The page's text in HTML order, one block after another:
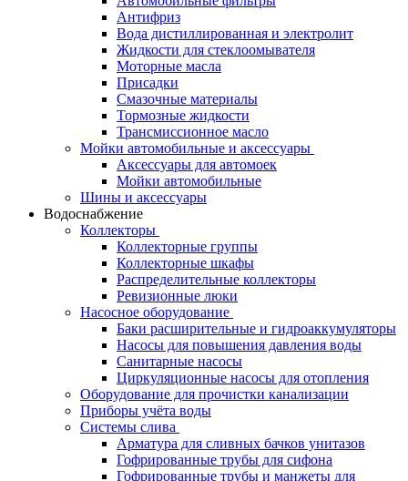
Антифриз
Вода дистиллированная и электролит
Жидкости для стеклоомывателя
Моторные масла
Присадки
Смазочные материалы
Тормозные жидкости
Трансмиссионное масло
Мойки автомобильные и аксессуары
Аксессуары для автомоек
Мойки автомобильные
Шины и аксессуары
Водоснабжение
Коллекторы
Коллекторные группы
Коллекторные шкафы
Распределительные коллекторы
Ревизионные люки
Насосное оборудование
Баки расширительные и гидроаккумуляторы
Насосы для повышения давления воды
Санитарные насосы
Циркуляционные насосы для отопления
Оборудование для прочистки канализации
Приборы учёта воды
Системы слива
Арматура для сливных бачков унитазов
Гофрированные трубы для сифона
Гофрированные трубы и манжеты для